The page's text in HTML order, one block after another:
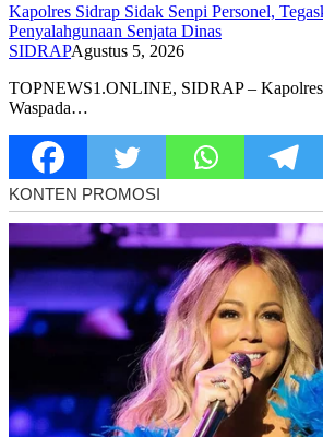
Kapolres Sidrap Sidak Senpi Personel,
Penyalahgunaan Senjata Dinas
SIDRAPAgustus 5, 2026
TOPNEWS1.ONLINE, SIDRAP –
Waspada…